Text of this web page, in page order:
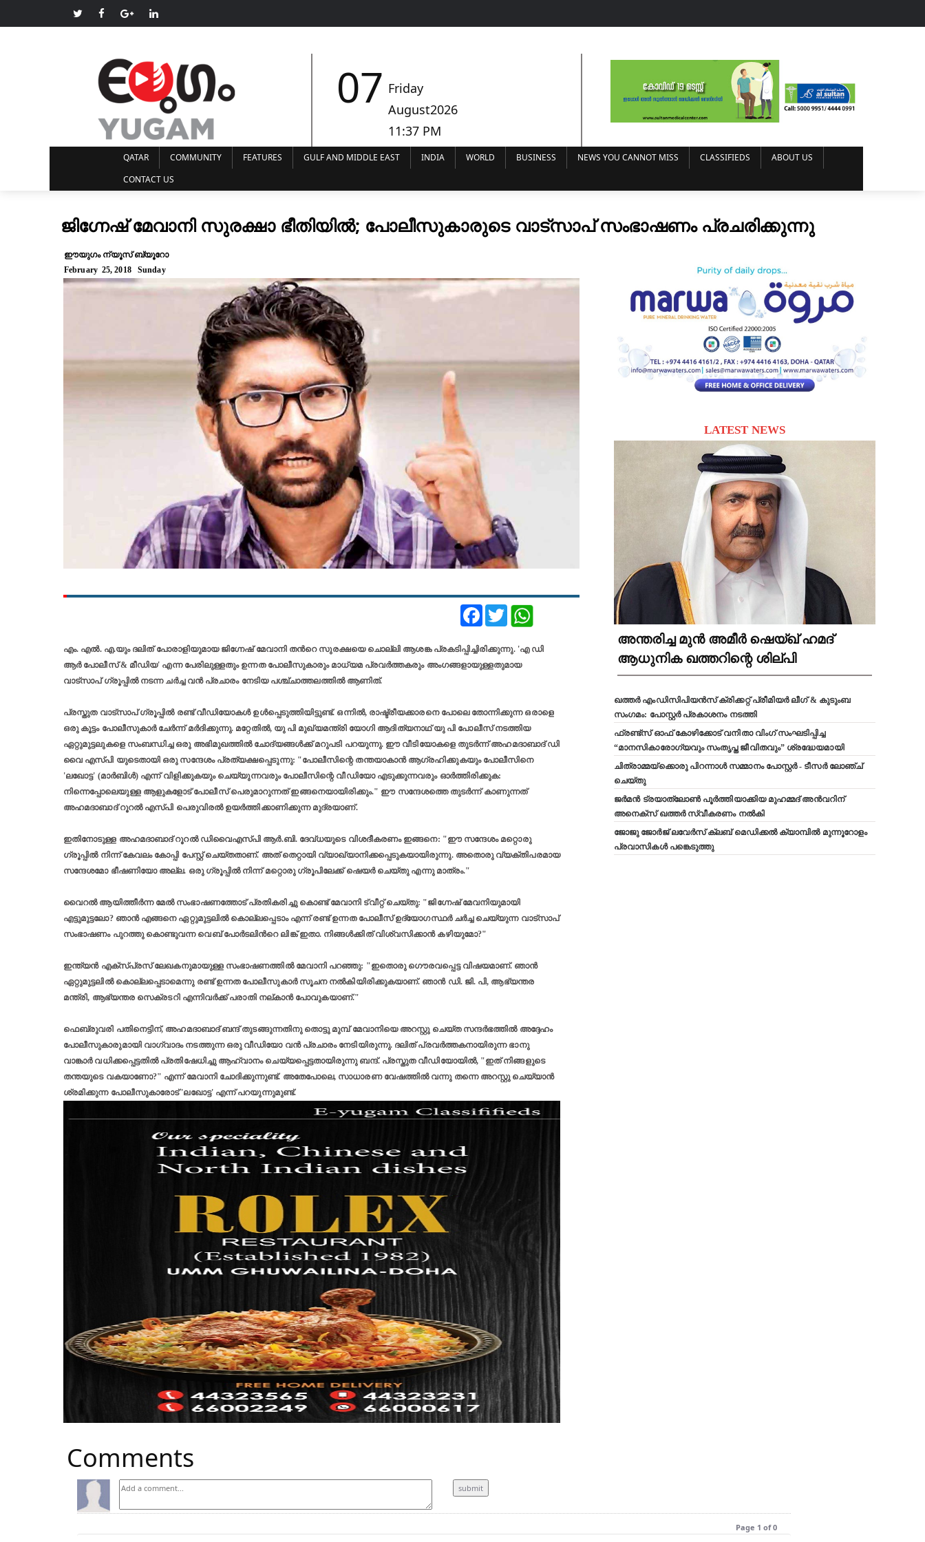
07 Friday
August2026
11:37 PM
QATAR COMMUNITY FEATURES GULF AND MIDDLE EAST INDIA WORLD BUSINESS NEWS YOU CANNOT MISS CLASSIFIEDS
ABOUT US
CONTACT US
ജിഗ്നേഷ് മേവാനി സുരക്ഷാ ഭീതിയില്‍; പോലീസുകാരുടെ വാട്സാപ് സംഭാഷണം പ്രചരിക്കുന്നു
ഈയുഗം ന്യൂസ് ബ്യൂറോ
February 25, 2018 Sunday
FacebookTwitter
എം. എല്‍. എ.യും ദലിത് പോരാളിയുമായ ജിഗ്നേഷ് മേവാനി തന്‍റെ സുരക്ഷയെ ചൊല്ലി ആശങ്ക പ്രകടിപ്പിച്ചിരിക്കുന്നു. 'എ ഡി
ആര്‍ പോലീസ് & മീഡിയ' എന്ന പേരിലുള്ളതും ഉന്നത പോലീസുകാരും മാധ്യമ പ്രവര്‍ത്തകരും അംഗങ്ങളായുള്ളതുമായ
വാട്സാപ് ഗ്രൂപ്പില്‍ നടന്ന ചര്‍ച്ച വന്‍ പ്രചാരം നേടിയ പശ്ച്ചാത്തലത്തില്‍ ആണിത്.
പ്രസ്തുത വാട്സാപ് ഗ്രൂപ്പില്‍ രണ്ട് വീഡിയോകള്‍ ഉള്‍പ്പെടുത്തിയിട്ടുണ്ട്. ഒന്നില്‍, രാഷ്ട്രീയക്കാരനെ പോലെ തോന്നിക്കുന്ന ഒരാളെ
ഒരു കൂട്ടം പോലീസുകാര്‍ ചേര്‍ന്ന് മര്‍ദിക്കുന്നു. മറ്റേതില്‍, യു പി മുഖ്യമന്ത്രി യോഗി ആദിത്യനാഥ്‌ യു പി പോലീസ് നടത്തിയ
ഏറ്റുമുട്ടലുകളെ സംബന്ധിച്ച ഒരു അഭിമുഖത്തില്‍ ചോദ്യങ്ങള്‍ക്ക് മറുപടി പറയുന്നു. ഈ വീടിയോകളെ തുടര്‍ന്ന് അഹമദാബാദ് ഡി
വൈ എസ്പി യുടെതായി ഒരു സന്ദേശം പ്രത്യക്ഷപ്പെടുന്നു: "പോലീസിന്റെ തന്തയാകാന്‍ ആഗ്രഹിക്കുകയും പോലീസിനെ
'ലഖോട്ട' (മാര്‍ബിള്‍) എന്ന് വിളിക്കുകയും ചെയ്യുന്നവരും പോലീസിന്റെ വീഡിയോ എടുക്കുന്നവരും ഓര്‍ത്തിരിക്കുക:
നിന്നെപ്പോലെയുള്ള ആളുകളോട് പോലീസ് പെരുമാറുന്നത് ഇങ്ങനെയായിരിക്കും." ഈ സന്ദേശത്തെ തുടര്‍ന്ന് കാണുന്നത്
അഹമദാബാദ് റൂറല്‍ എസ്പി പെരുവിരല്‍ ഉയര്‍ത്തിക്കാണിക്കുന്ന മുദ്രയാണ്.
ഇതിനോടുള്ള അഹമദാബാദ് റൂറല്‍ ഡിവൈഎസ്പി ആര്‍.ബി. ദേവ്ധയുടെ വിശദീകരണം ഇങ്ങനെ: "ഈ സന്ദേശം മറ്റൊരു
ഗ്രൂപ്പില്‍ നിന്ന് കേവലം കോപ്പി പേസ്റ്റ് ചെയ്തതാണ്. അത് തെറ്റായി വ്യാഖ്യാനിക്കപ്പെടുകയായിരുന്നു. അതൊരു വ്യക്തിപരമായ
സന്ദേശമോ ഭീഷണിയോ അല്ല. ഒരു ഗ്രൂപ്പില്‍ നിന്ന് മറ്റൊരു ഗ്രൂപിലേക്ക് ഷെയര്‍ ചെയ്തു എന്നു മാത്രം."
വൈറല്‍ ആയിത്തീര്‍ന്ന മേല്‍ സംഭാഷണത്തോട്‌ പ്രതികരിച്ചു കൊണ്ട് മേവാനി ട്വീറ്റ് ചെയ്തു: "ജിഗ്നേഷ് മേവനിയുമായി
എട്ടുമുട്ടലോ? ഞാന്‍ എങ്ങനെ ഏറ്റുമുട്ടലില്‍ കൊല്ലപ്പെടാം എന്ന് രണ്ട് ഉന്നത പോലീസ് ഉദ്യോഗസ്ഥര്‍ ചര്‍ച്ച ചെയ്യുന്ന വാട്സാപ്
സംഭാഷണം പുറത്തു കൊണ്ടുവന്ന വെബ് പോര്‍ടലിന്‍റെ ലിങ്ക് ഇതാ. നിങ്ങള്‍ക്കിത് വിശ്വസിക്കാന്‍ കഴിയുമോ?"
ഇന്ത്യന്‍ എക്സ്പ്രസ് ലേഖകനുമായുള്ള സംഭാഷണത്തില്‍ മേവാനി പറഞ്ഞു: "ഇതൊരു ഗൌരവപ്പെട്ട വിഷയമാണ്‌. ഞാന്‍
ഏറ്റുമുട്ടലില്‍ കൊല്ലപ്പെടാമെന്നു രണ്ട് ഉന്നത പോലീസുകാര്‍ സൂചന നല്‍കിയിരിക്കുകയാണ്. ഞാന്‍ ഡി. ജി. പി, ആഭ്യന്തര
മന്ത്രി, ആഭ്യന്തര സെക്രടറി എന്നിവര്‍ക്ക് പരാതി നല്കാന്‍ പോവുകയാണ്."
ഫെബ്രുവരി പതിനെട്ടിന്, അഹമദാബാദ് ബന്ദ് തുടങ്ങുന്നതിനു തൊട്ടു മുമ്പ് മേവാനിയെ അറസ്റ്റു ചെയ്ത സന്ദര്‍ഭത്തില്‍ അദ്ദേഹം
പോലീസുകാരുമായി വാഗ്വാദം നടത്തുന്ന ഒരു വീഡിയോ വന്‍ പ്രചാരം നേടിയിരുന്നു. ദലിത് പ്രവര്‍ത്തകനായിരുന്ന ഭാനു
വാങ്കാര്‍ വധിക്കപ്പെട്ടതില്‍ പ്രതിഷേധിച്ചു ആഹ്വാനം ചെയ്യപ്പെട്ടതായിരുന്നു ബന്ദ്. പ്രസ്തുത വീഡിയോയില്‍, "ഇത് നിങ്ങളുടെ
തന്തയുടെ വകയാണോ?" എന്ന് മേവാനി ചോദിക്കുന്നുണ്ട്. അതേപോലെ, സാധാരണ വേഷത്തില്‍ വന്നു തന്നെ അറസ്റ്റു ചെയ്യാന്‍
ശ്രമിക്കുന്ന പോലീസുകാരോട് 'ലഖോട്ട' എന്ന് പറയുന്നുമുണ്ട്.
LATEST NEWS
അന്തരിച്ച മുൻ അമീർ ഷെയ്ഖ് ഹമദ്
ആധുനിക ഖത്തറിന്റെ ശില്പി
ഖത്തർ എംഡിസിപിയൻസ് ക്രിക്കറ്റ് പ്രീമിയർ ലീഗ് & കുടുംബ
സംഗമം: പോസ്റ്റർ പ്രകാശനം നടത്തി
ഫ്രണ്ട്സ് ഓഫ് കോഴിക്കോട് വനിതാ വിംഗ് സംഘടിപ്പിച്ച
“മാനസികാരോഗ്യവും സംതൃപ്ത ജീവിതവും” ശ്രദ്ധേയമായി
ചിത്രാമ്മയ്ക്കൊരു പിറന്നാൾ സമ്മാനം പോസ്റ്റർ - ടീസർ ലോഞ്ച്
ചെയ്തു
ജർമൻ ട്രയാത്‌ലോൺ പൂർത്തിയാക്കിയ മുഹമ്മദ് അൻവറിന്
അനെക്സ് ഖത്തർ സ്വീകരണം നൽകി
ജോജു ജോർജ് ലവേർസ് ക്ലബ്‌ മെഡിക്കൽ ക്യാമ്പിൽ മുന്നൂറോളം
പ്രവാസികൾ പങ്കെടുത്തു
Comments
Page 1 of 0